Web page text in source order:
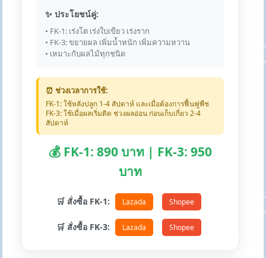
✨ ประโยชน์คู่:
• FK-1: เร่งโต เร่งใบเขียว เร่งราก
• FK-3: ขยายผล เพิ่มน้ำหนัก เพิ่มความหวาน
• เหมาะกับผลไม้ทุกชนิด
⏰ ช่วงเวลาการใช้:
FK-1: ใช้หลังปลูก 1-4 สัปดาห์ และเมื่อต้องการฟื้นฟูพืช
FK-3: ใช้เมื่อผลเริ่มติด ช่วงผลอ่อน ก่อนเก็บเกี่ยว 2-4
สัปดาห์
💰 FK-1: 890 บาท | FK-3: 950
บาท
🛒 สั่งซื้อ FK-1: Lazada Shopee
🛒 สั่งซื้อ FK-3: Lazada Shopee